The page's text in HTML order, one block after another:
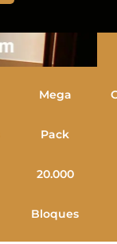
Mega
Pack
20.000
Bloques